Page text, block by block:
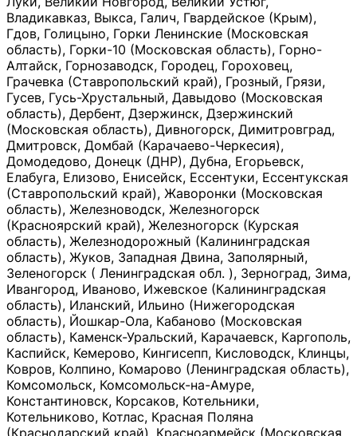
Владикавказ, Выкса, Галич, Гвардейское (Крым),
Гдов, Голицыно, Горки Ленинские (Московская
область), Горки-10 (Московская область), Горно-
Алтайск, Горнозаводск, Городец, Гороховец,
Грачевка (Ставропольский край), Грозный, Грязи,
Гусев, Гусь-Хрустальный, Давыдово (Московская
область), Дербент, Дзержинск, Дзержинский
(Московская область), Дивногорск, Димитровград,
Дмитровск, Домбай (Карачаево-Черкесия),
Домодедово, Донецк (ДНР), Дубна, Егорьевск,
Елабуга, Елизово, Енисейск, Ессентуки, Ессентукская
(Ставропольский край), Жаворонки (Московская
область), Железноводск, Железногорск
(Красноярский край), Железногорск (Курская
область), Железнодорожный (Калининградская
область), Жуков, Западная Двина, Заполярный,
Зеленогорск ( Ленинградская обл. ), Зерноград, Зима,
Ивангород, Иваново, Ижевское (Калининградская
область), Иланский, Ильино (Нижегородская
область), Йошкар-Ола, Кабаново (Московская
область), Каменск-Уральский, Карачаевск, Каргополь,
Каспийск, Кемерово, Кингисепп, Кисловодск, Клинцы,
Ковров, Колпино, Комарово (Ленинградская область),
Комсомольск, Комсомольск-на-Амуре,
Константиновск, Корсаков, Котельники,
Котельниково, Котлас, Красная Поляна
(Краснодарский край), Красноармейск (Московская